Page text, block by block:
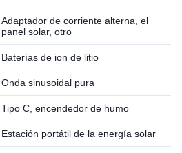
Adaptador de corriente alterna, el
panel solar, otro
Baterías de ion de litio
Onda sinusoidal pura
Tipo C, encendedor de humo
Estación portátil de la energía solar